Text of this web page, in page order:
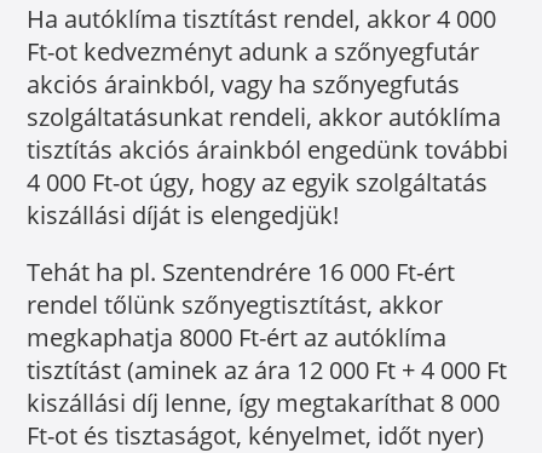
Ha autóklíma tisztítást rendel, akkor 4 000
Ft-ot kedvezményt adunk a szőnyegfutár
akciós árainkból, vagy ha szőnyegfutás
szolgáltatásunkat rendeli, akkor autóklíma
tisztítás akciós árainkból engedünk további
4 000 Ft-ot úgy, hogy az egyik szolgáltatás
kiszállási díját is elengedjük!
Tehát ha pl. Szentendrére 16 000 Ft-ért
rendel tőlünk szőnyegtisztítást, akkor
megkaphatja 8000 Ft-ért az autóklíma
tisztítást (aminek az ára 12 000 Ft + 4 000 Ft
kiszállási díj lenne, így megtakaríthat 8 000
Ft-ot és tisztaságot, kényelmet, időt nyer)